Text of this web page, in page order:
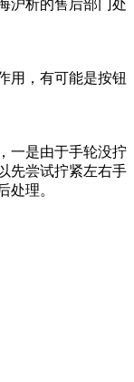
沪析的售后部门处
用，有可能是按钮
一是由于手轮没拧
先尝试拧紧左右手
处理。